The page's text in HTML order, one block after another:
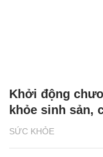
SỨC KHỎE
Khởi động
khỏe sinh sản,